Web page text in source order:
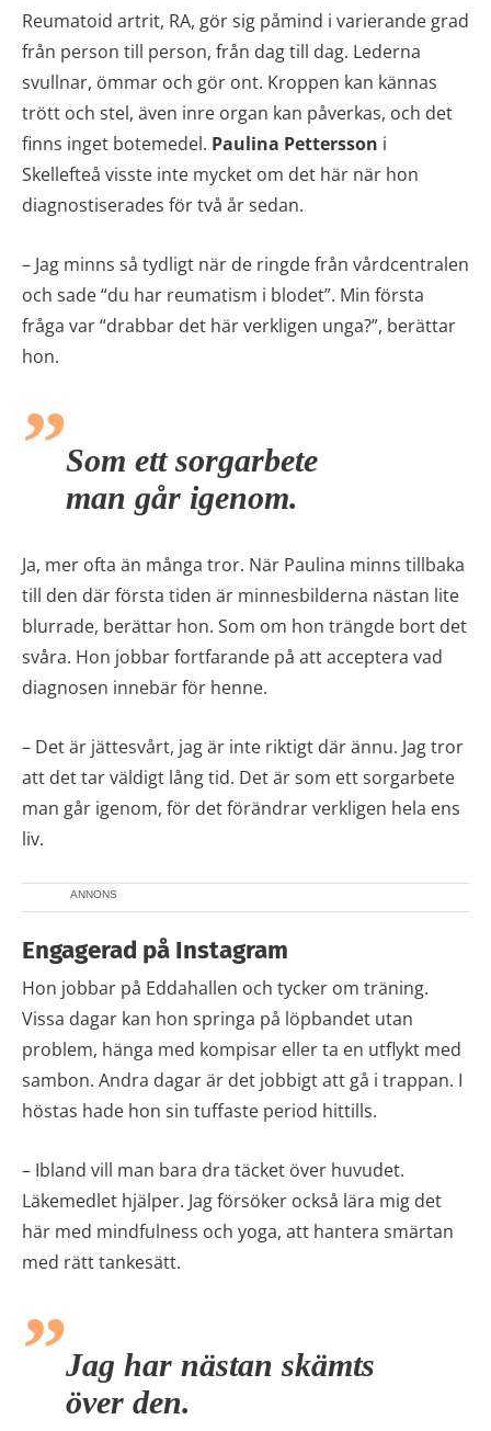
Reumatoid artrit, RA, gör sig påmind i varierande grad
från person till person, från dag till dag. Lederna
svullnar, ömmar och gör ont. Kroppen kan kännas
trött och stel, även inre organ kan påverkas, och det
finns inget botemedel. Paulina Pettersson i
Skellefteå visste inte mycket om det här när hon
diagnostiserades för två år sedan.
– Jag minns så tydligt när de ringde från vårdcentralen
och sade “du har reumatism i blodet”. Min första
fråga var “drabbar det här verkligen unga?”, berättar
hon.
Som ett sorgarbete
man går igenom.
Ja, mer ofta än många tror. När Paulina minns tillbaka
till den där första tiden är minnesbilderna nästan lite
blurrade, berättar hon. Som om hon trängde bort det
svåra. Hon jobbar fortfarande på att acceptera vad
diagnosen innebär för henne.
– Det är jättesvårt, jag är inte riktigt där ännu. Jag tror
att det tar väldigt lång tid. Det är som ett sorgarbete
man går igenom, för det förändrar verkligen hela ens
liv.
ANNONS
Engagerad på Instagram
Hon jobbar på Eddahallen och tycker om träning.
Vissa dagar kan hon springa på löpbandet utan
problem, hänga med kompisar eller ta en utflykt med
sambon. Andra dagar är det jobbigt att gå i trappan. I
höstas hade hon sin tuffaste period hittills.
– Ibland vill man bara dra täcket över huvudet.
Läkemedlet hjälper. Jag försöker också lära mig det
här med mindfulness och yoga, att hantera smärtan
med rätt tankesätt.
Jag har nästan skämts
över den.